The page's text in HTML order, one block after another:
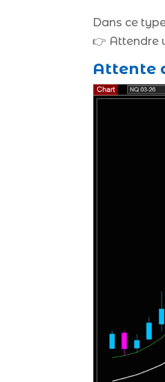
Dans ce
👉 Attendre
Attente